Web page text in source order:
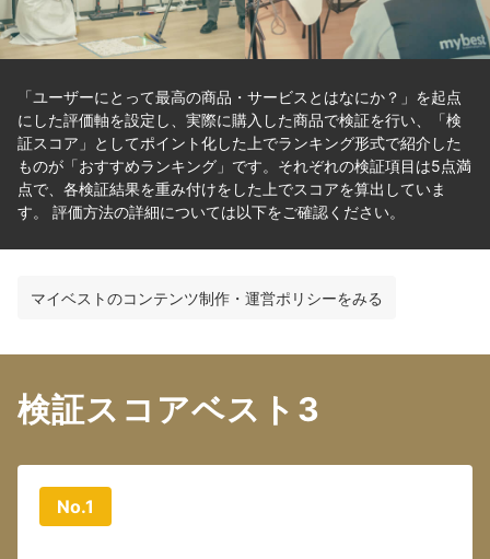
「ユーザーにとって最高の商品・サービスとはなにか？」を起点
にした評価軸を設定し、実際に購入した商品で検証を行い、「検
証スコア」としてポイント化した上でランキング形式で紹介した
ものが「おすすめランキング」です。それぞれの検証項目は5点満
点で、各検証結果を重み付けをした上でスコアを算出していま
す。 評価方法の詳細については以下をご確認ください。
マイベストのコンテンツ制作・運営ポリシーをみる
検証スコアベスト3
No.1